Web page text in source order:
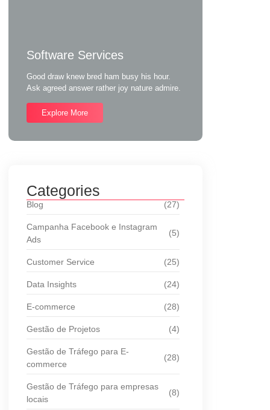
Software Services
Good draw knew bred ham busy his hour.
Ask agreed answer rather joy nature admire.
Explore More
Categories
Blog (27)
Campanha Facebook e Instagram
Ads
(5)
Customer Service (25)
Data Insights (24)
E-commerce (28)
Gestão de Projetos (4)
Gestão de Tráfego para E-
commerce
(28)
Gestão de Tráfego para empresas
locais
(8)